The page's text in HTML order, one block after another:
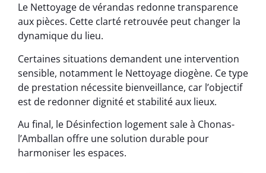
Le Nettoyage de vérandas redonne transparence
aux pièces. Cette clarté retrouvée peut changer la
dynamique du lieu.
Certaines situations demandent une intervention
sensible, notamment le Nettoyage diogène. Ce type
de prestation nécessite bienveillance, car l’objectif
est de redonner dignité et stabilité aux lieux.
Au final, le Désinfection logement sale à Chonas-
l’Amballan offre une solution durable pour
harmoniser les espaces.